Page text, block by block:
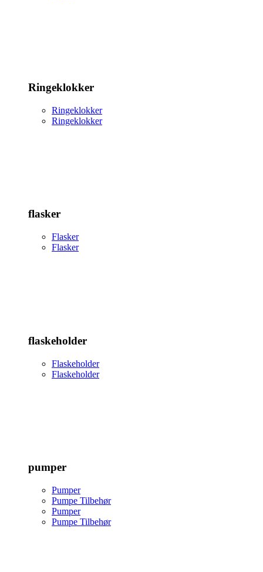
Ringeklokker
Ringeklokker
Ringeklokker
flasker
Flasker
Flasker
flaskeholder
Flaskeholder
Flaskeholder
pumper
Pumper
Pumpe Tilbehør
Pumper
Pumpe Tilbehør